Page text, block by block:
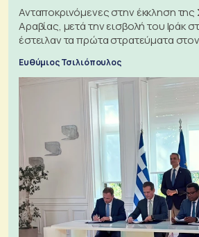
Ανταποκρινόμενες στην έκκληση
Αραβίας, μετά την εισβολή του Ιράκ
έστειλαν τα πρώτα στρατεύματα
Ευθύμιος Τσιλιόπουλος